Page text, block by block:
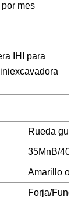
mes
IHI para
Rueda
35MnB/
Amarillo o
Forja/